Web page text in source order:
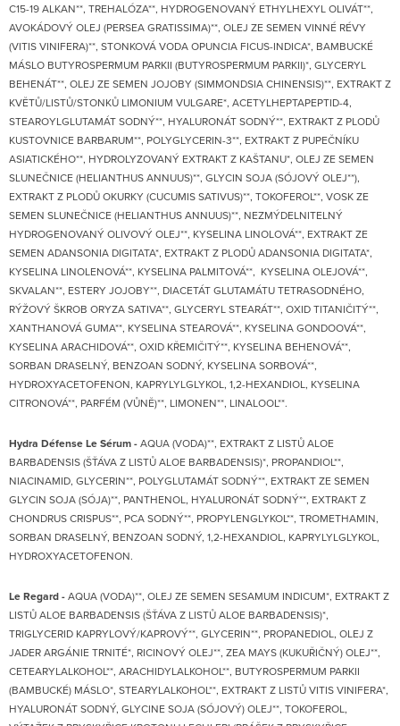
C15-19 ALKAN**, TREHALÓZA**, HYDROGENOVANÝ ETHYLHEXYL OLIVÁT**,
AVOKÁDOVÝ OLEJ (PERSEA GRATISSIMA)**, OLEJ ZE SEMEN VINNÉ RÉVY
(VITIS VINIFERA)**, STONKOVÁ VODA OPUNCIA FICUS-INDICA*, BAMBUCKÉ
MÁSLO BUTYROSPERMUM PARKII (BUTYROSPERMUM PARKII)*, GLYCERYL
BEHENÁT**, OLEJ ZE SEMEN JOJOBY (SIMMONDSIA CHINENSIS)**, EXTRAKT Z
KVĚTŮ/LISTŮ/STONKŮ LIMONIUM VULGARE*, ACETYLHEPTAPEPTID-4,
STEAROYLGLUTAMÁT SODNÝ**, HYALURONÁT SODNÝ**, EXTRAKT Z PLODŮ
KUSTOVNICE BARBARUM**, POLYGLYCERIN-3**, EXTRAKT Z PUPEČNÍKU
ASIATICKÉHO**, HYDROLYZOVANÝ EXTRAKT Z KAŠTANU*, OLEJ ZE SEMEN
SLUNEČNICE (HELIANTHUS ANNUUS)**, GLYCIN SOJA (SÓJOVÝ OLEJ**),
EXTRAKT Z PLODŮ OKURKY (CUCUMIS SATIVUS)**, TOKOFEROL**, VOSK ZE
SEMEN SLUNEČNICE (HELIANTHUS ANNUUS)**, NEZMÝDELNITELNÝ
HYDROGENOVANÝ OLIVOVÝ OLEJ**, KYSELINA LINOLOVÁ**, EXTRAKT ZE
SEMEN ADANSONIA DIGITATA*, EXTRAKT Z PLODŮ ADANSONIA DIGITATA*,
KYSELINA LINOLENOVÁ**, KYSELINA PALMITOVÁ**, KYSELINA OLEJOVÁ**,
SKVALAN**, ESTERY JOJOBY**, DIACETÁT GLUTAMÁTU TETRASODNÉHO,
RÝŽOVÝ ŠKROB ORYZA SATIVA**, GLYCERYL STEARÁT**, OXID TITANIČITÝ**,
XANTHANOVÁ GUMA**, KYSELINA STEAROVÁ**, KYSELINA GONDOOVÁ**,
KYSELINA ARACHIDOVÁ**, OXID KŘEMIČITÝ**, KYSELINA BEHENOVÁ**,
SORBAN DRASELNÝ, BENZOAN SODNÝ, KYSELINA SORBOVÁ**,
HYDROXYACETOFENON, KAPRYLYLGLYKOL, 1,2-HEXANDIOL, KYSELINA
CITRONOVÁ**, PARFÉM (VŮNĚ)**, LIMONEN**, LINALOOL**.
Hydra Défense Le Sérum-AQUA (VODA)**, EXTRAKT Z LISTŮ ALOE
BARBADENSIS (ŠŤÁVA Z LISTŮ ALOE BARBADENSIS)*, PROPANDIOL**,
NIACINAMID, GLYCERIN**, POLYGLUTAMÁT SODNÝ**, EXTRAKT ZE SEMEN
GLYCIN SOJA (SÓJA)**, PANTHENOL, HYALURONÁT SODNÝ**, EXTRAKT Z
CHONDRUS CRISPUS**, PCA SODNÝ**, PROPYLENGLYKOL**, TROMETHAMIN,
SORBAN DRASELNÝ, BENZOAN SODNÝ, 1,2-HEXANDIOL, KAPRYLYLGLYKOL,
HYDROXYACETOFENON.
Le Regard -AQUA (VODA)**, OLEJ ZE SEMEN SESAMUM INDICUM*, EXTRAKT Z
LISTŮ ALOE BARBADENSIS (ŠŤÁVA Z LISTŮ ALOE BARBADENSIS)*,
TRIGLYCERID KAPRYLOVÝ/KAPROVÝ**, GLYCERIN**, PROPANEDIOL, OLEJ Z
JADER ARGÁNIE TRNITÉ*, RICINOVÝ OLEJ**, ZEA MAYS (KUKUŘIČNÝ) OLEJ**,
CETEARYLALKOHOL**, ARACHIDYLALKOHOL**, BUTYROSPERMUM PARKII
(BAMBUCKÉ) MÁSLO*, STEARYLALKOHOL**, EXTRAKT Z LISTŮ VITIS VINIFERA*,
HYALURONÁT SODNÝ, GLYCINE SOJA (SÓJOVÝ) OLEJ**, TOKOFEROL,